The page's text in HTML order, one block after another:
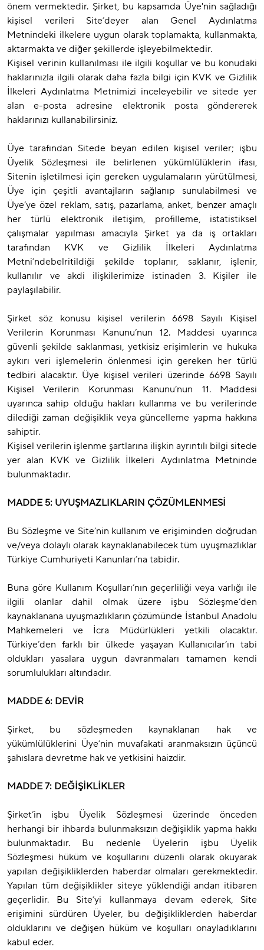
önem vermektedir. Şirket, bu kapsamda Üye'nin sağladığı
kişisel verileri Site’deyer alan Genel Aydınlatma
Metnindeki ilkelere uygun olarak toplamakta, kullanmakta,
aktarmakta ve diğer şekillerde işleyebilmektedir.
Kişisel verinin kullanılması ile ilgili koşullar ve bu konudaki
haklarınızla ilgili olarak daha fazla bilgi için KVK ve Gizlilik
İlkeleri Aydınlatma Metnimizi inceleyebilir ve sitede yer
alan e-posta adresine elektronik posta göndererek
haklarınızı kullanabilirsiniz.
Üye tarafından Sitede beyan edilen kişisel veriler; işbu
Üyelik Sözleşmesi ile belirlenen yükümlülüklerin ifası,
Sitenin işletilmesi için gereken uygulamaların yürütülmesi,
Üye için çeşitli avantajların sağlanıp sunulabilmesi ve
Üye’ye özel reklam, satış, pazarlama, anket, benzer amaçlı
her türlü elektronik iletişim, profilleme, istatistiksel
çalışmalar yapılması amacıyla Şirket ya da iş ortakları
tarafından KVK ve Gizlilik İlkeleri Aydınlatma
Metni’ndebelritildiği şekilde toplanır, saklanır, işlenir,
kullanılır ve akdi ilişkilerimize istinaden 3. Kişiler ile
paylaşılabilir.
Şirket söz konusu kişisel verilerin 6698 Sayılı Kişisel
Verilerin Korunması Kanunu’nun 12. Maddesi uyarınca
güvenli şekilde saklanması, yetkisiz erişimlerin ve hukuka
aykırı veri işlemelerin önlenmesi için gereken her türlü
tedbiri alacaktır. Üye kişisel verileri üzerinde 6698 Sayılı
Kişisel Verilerin Korunması Kanunu’nun 11. Maddesi
uyarınca sahip olduğu hakları kullanma ve bu verilerinde
dilediği zaman değişiklik veya güncelleme yapma hakkına
sahiptir.
Kişisel verilerin işlenme şartlarına ilişkin ayrıntılı bilgi sitede
yer alan KVK ve Gizlilik İlkeleri Aydınlatma Metninde
bulunmaktadır.
MADDE 5: UYUŞMAZLIKLARIN ÇÖZÜMLENMESİ
Bu Sözleşme ve Site’nin kullanım ve erişiminden doğrudan
ve/veya dolaylı olarak kaynaklanabilecek tüm uyuşmazlıklar
Türkiye Cumhuriyeti Kanunları’na tabidir.
Buna göre Kullanım Koşulları’nın geçerliliği veya varlığı ile
ilgili olanlar dahil olmak üzere işbu Sözleşme’den
kaynaklanana uyuşmazlıkların çözümünde İstanbul Anadolu
Mahkemeleri ve İcra Müdürlükleri yetkili olacaktır.
Türkiye’den farklı bir ülkede yaşayan Kullanıcılar’ın tabi
oldukları yasalara uygun davranmaları tamamen kendi
sorumlulukları altındadır.
MADDE 6: DEVİR
Şirket, bu sözleşmeden kaynaklanan hak ve
yükümlülüklerini Üye’nin muvafakati aranmaksızın üçüncü
şahıslara devretme hak ve yetkisini haizdir.
MADDE 7: DEĞİŞİKLİKLER
Şirket’in işbu Üyelik Sözleşmesi üzerinde önceden
herhangi bir ihbarda bulunmaksızın değişiklik yapma hakkı
bulunmaktadır. Bu nedenle Üyelerin işbu Üyelik
Sözleşmesi hüküm ve koşullarını düzenli olarak okuyarak
yapılan değişikliklerden haberdar olmaları gerekmektedir.
Yapılan tüm değişiklikler siteye yüklendiği andan itibaren
geçerlidir. Bu Site’yi kullanmaya devam ederek, Site
erişimini sürdüren Üyeler, bu değişikliklerden haberdar
olduklarını ve değişen hüküm ve koşulları onayladıklarını
kabul eder.